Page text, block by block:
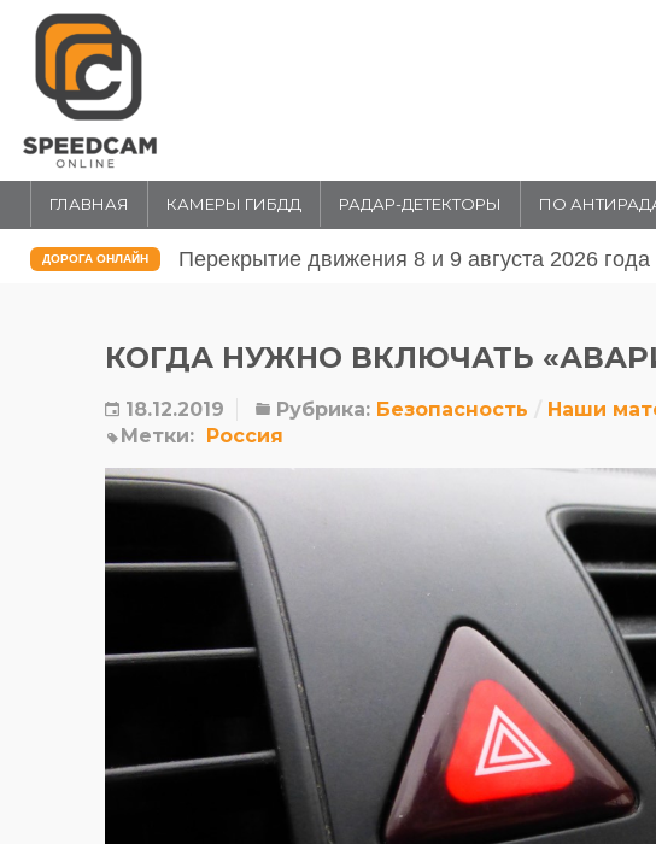
ГЛАВНАЯ КАМЕРЫ ГИБДД РАДАР-ДЕТЕКТОРЫ ПО
ДОРОГА ОНЛАЙН Перекрытие движения 31 июля и 1 августа
КОГДА НУЖНО ВКЛЮЧАТЬ
18.12.2019 Рубрика: Безопасность Наши
Метки: Россия